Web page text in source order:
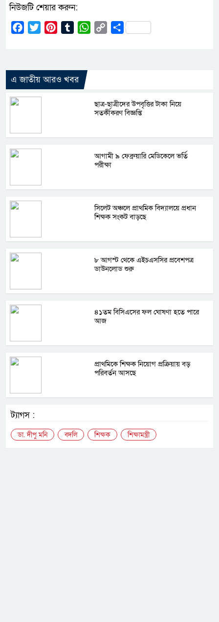
নিউজটি শেয়ার করুন:
Facebook
Twitter PinterestTumblrWhatsApp
CopyShare
এ জাতীয় আরও খবর
ছাত্র-ছাত্রীদের উপবৃত্তির টাকা নিয়ে
সতর্কীকরণ বিজ্ঞপ্তি
আগামী ৯ ফেব্রুয়ারি মেডিকেলে ভর্তি
পরীক্ষা
সিলেট অঞ্চলে প্রাথমিক বিদ্যালয়ে প্রধান
শিক্ষক সংকট বাড়ছে
৮ আগস্ট থেকে এইচএসসির প্রবেশপত্র
ডাউনলোড শুরু
৪১তম বিসিএসের ফল ঘোষণা হতে পারে
আজ
প্রাথমিকে শিক্ষক নিয়োগ প্রক্রিয়ায় বড়
পরিবর্তন আসছে
ট্যাগস :
ডা. দীপু মনি বদলি শিক্ষক শিক্ষামন্ত্রী